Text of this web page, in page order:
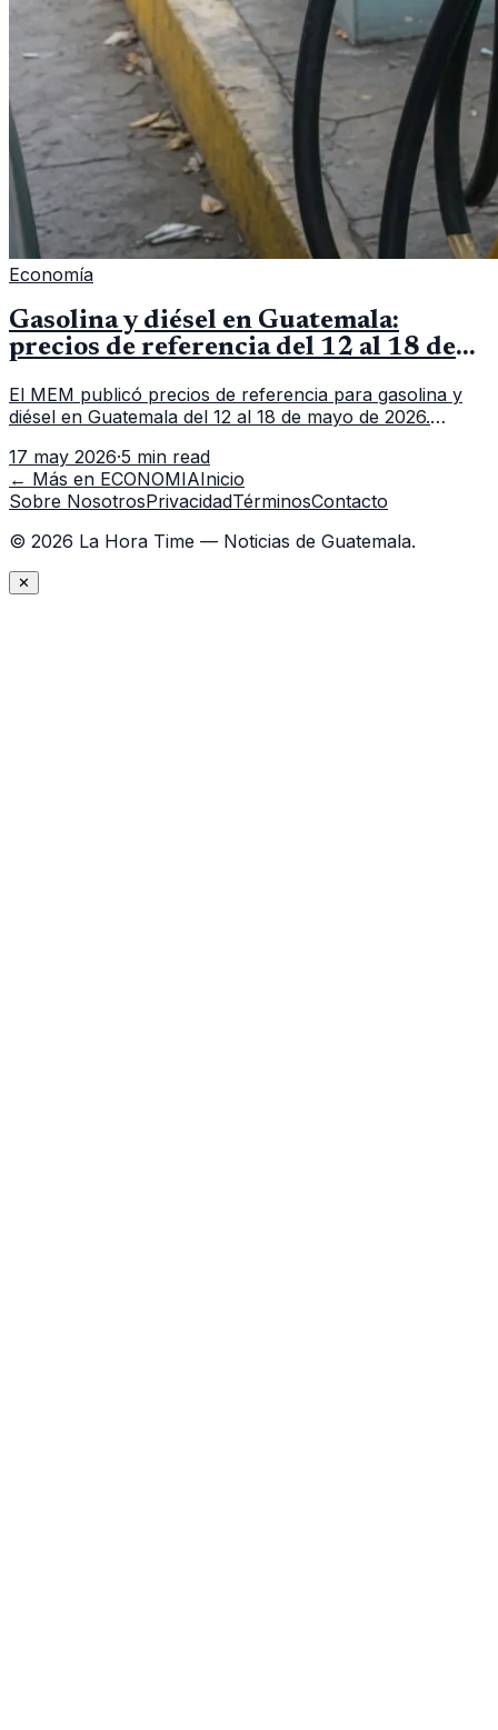
Economía
Gasolina y diésel en Guatemala:
precios de referencia del 12 al 18 de
El MEM publicó precios de referencia para gasolina y
diésel en Guatemala del 12 al 18 de mayo de 2026.
consultar el dato actualizado.
17 may 2026·5 min read
← Más en ECONOMIAInicio
Sobre NosotrosPrivacidadTérminosContacto
© 2026 La Hora Time — Noticias de Guatemala.